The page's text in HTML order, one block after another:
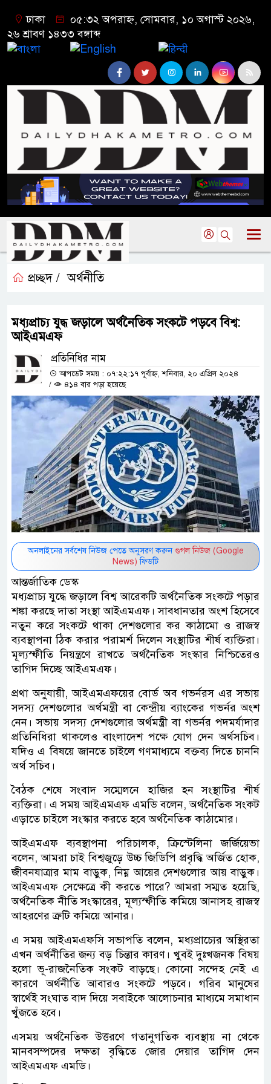
ঢাকা
০৫:৩২ অপরাহ্ন, সোমবার, ১০ অগাস্ট ২০২৬,
২৬ শ্রাবণ ১৪৩৩ বঙ্গাব্দ
প্রচ্ছদ / অর্থনীতি
মধ্যপ্রাচ্য যুদ্ধ জড়ালে অর্থনৈতিক সংকটে পড়বে বিশ্ব:
আইএমএফ
প্রতিনিধির নাম
আপডেট সময় : ০৭:২২:১৭ পূর্বাহ্ন, শনিবার, ২০ এপ্রিল ২০২৪
/
৪১৪ বার পড়া হয়েছে
অনলাইনের সর্বশেষ নিউজ পেতে অনুসরণ করুন গুগল নিউজ (Google
News) ফিডটি
আন্তর্জাতিক ডেস্ক
মধ্যপ্রাচ্য যুদ্ধে জড়ালে বিশ্ব আরেকটি অর্থনৈতিক সংকটে পড়ার
শঙ্কা করছে দাতা সংস্থা আইএমএফ। সাবধানতার অংশ হিসেবে
নতুন করে সংকটে থাকা দেশগুলোর কর কাঠামো ও রাজস্ব
ব্যবস্থাপনা ঠিক করার পরামর্শ দিলেন সংস্থাটির শীর্ষ ব্যক্তিরা।
মূল্যস্ফীতি নিয়ন্ত্রণে রাখতে অর্থনৈতিক সংস্কার নিশ্চিতেরও
তাগিদ দিচ্ছে আইএমএফ।
প্রথা অনুযায়ী, আইএমএফয়ের বোর্ড অব গভর্নরস এর সভায়
সদস্য দেশগুলোর অর্থমন্ত্রী বা কেন্দ্রীয় ব্যাংকের গভর্নর অংশ
নেন। সভায় সদস্য দেশগুলোর অর্থমন্ত্রী বা গভর্নর পদমর্যাদার
প্রতিনিধিরা থাকলেও বাংলাদেশ পক্ষে যোগ দেন অর্থসচিব।
যদিও এ বিষয়ে জানতে চাইলে গণমাধ্যমে বক্তব্য দিতে চাননি
অর্থ সচিব।
বৈঠক শেষে সংবাদ সম্মেলনে হাজির হন সংস্থাটির শীর্ষ
ব্যক্তিরা। এ সময় আইএমএফ এমডি বলেন, অর্থনৈতিক সংকট
এড়াতে চাইলে সংস্কার করতে হবে অর্থনৈতিক কাঠামোর।
আইএমএফ ব্যবস্থাপনা পরিচালক, ক্রিস্টেলিনা জর্জিয়েভা
বলেন, আমরা চাই বিশ্বজুড়ে উচ্চ জিডিপি প্রবৃদ্ধি অর্জিত হোক,
জীবনযাত্রার মাম বাড়ুক, নিম্ন আয়ের দেশগুলোর আয় বাড়ুক।
আইএমএফ সেক্ষেত্রে কী করতে পারে? আমরা সম্মত হয়েছি,
অর্থনৈতিক নীতি সংস্কারের, মূল্যস্ফীতি কমিয়ে আনাসহ রাজস্ব
আহরণের ত্রুটি কমিয়ে আনার।
এ সময় আইএমএফসি সভাপতি বলেন, মধ্যপ্রাচ্যের অস্থিরতা
এখন অর্থনীতির জন্য বড় চিন্তার কারণ। খুবই দুঃখজনক বিষয়
হলো ভূ-রাজনৈতিক সংকট বাড়ছে। কোনো সন্দেহ নেই এ
কারণে অর্থনীতি আবারও সংকটে পড়বে। গরিব মানুষের
স্বার্থেই সংঘাত বাদ দিয়ে সবাইকে আলোচনার মাধ্যমে সমাধান
খুঁজতে হবে।
এসময় অর্থনৈতিক উত্তরণে গতানুগতিক ব্যবস্থায় না থেকে
মানবসম্পদের দক্ষতা বৃদ্ধিতে জোর দেয়ার তাগিদ দেন
আইএমএফ এমডি।